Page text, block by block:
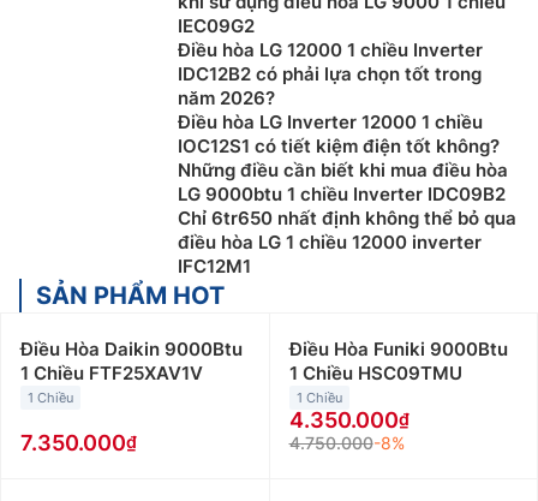
IEC09G2
Điều hòa LG 12000 1 chiều Inverter
IDC12B2 có phải lựa chọn tốt trong
năm 2026?
Điều hòa LG Inverter 12000 1 chiều
IOC12S1 có tiết kiệm điện tốt không?
Những điều cần biết khi mua điều hòa
LG 9000btu 1 chiều Inverter IDC09B2
Chỉ 6tr650 nhất định không thể bỏ qua
điều hòa LG 1 chiều 12000 inverter
IFC12M1
SẢN PHẨM HOT
Điều Hòa Daikin 9000Btu
1 Chiều FTF25XAV1V
1 Chiều
7.350.000
Điều Hòa Funiki 9000Btu
1 Chiều HSC09TMU
1 Chiều
4.350.000
4.750.000-8%